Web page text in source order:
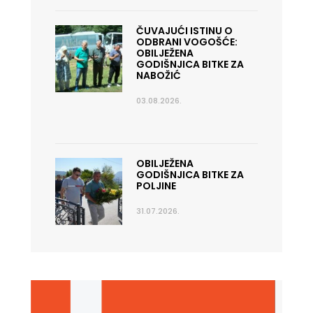
ČUVAJUĆI ISTINU O
ODBRANI VOGOŠĆE:
OBILJEŽENA
GODIŠNJICA BITKE ZA
NABOŽIĆ
03.08.2026.
OBILJEŽENA
GODIŠNJICA BITKE ZA
POLJINE
31.07.2026.